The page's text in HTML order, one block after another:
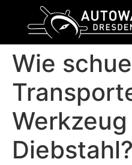
Wie
Diebstahl?